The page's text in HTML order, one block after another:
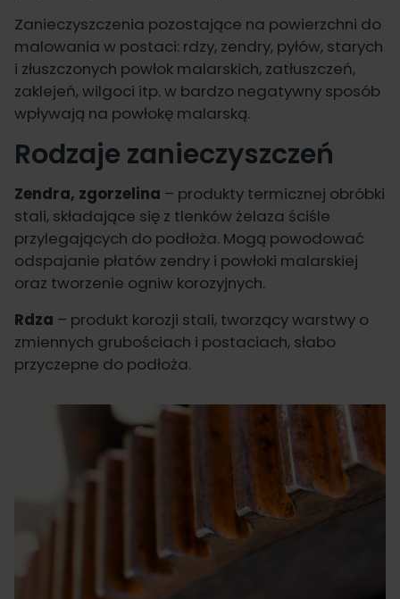
Zanieczyszczenia pozostające na powierzchni do
malowania w postaci: rdzy, zendry, pyłów, starych
i złuszczonych powłok malarskich, zatłuszczeń,
zaklejeń, wilgoci itp. w bardzo negatywny sposób
wpływają na powłokę malarską.
Rodzaje zanieczyszczeń
Zendra, zgorzelina – produkty termicznej obróbki
stali, składające się z tlenków żelaza ściśle
przylegających do podłoża. Mogą powodować
odspajanie płatów zendry i powłoki malarskiej
oraz tworzenie ogniw korozyjnych.
Rdza – produkt korozji stali, tworzący warstwy o
zmiennych grubościach i postaciach, słabo
przyczepne do podłoża.